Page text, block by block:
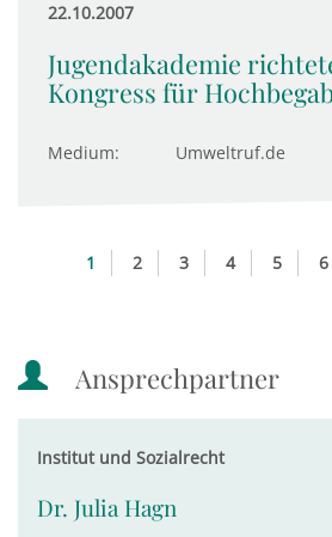
22.10.2007
Jugendakademie
Kongress für
Medium: Umweltruf.de
1 2 3 4 5 6
Ansprechpartner
Institut und Sozialrecht
Dr. Julia Hagn